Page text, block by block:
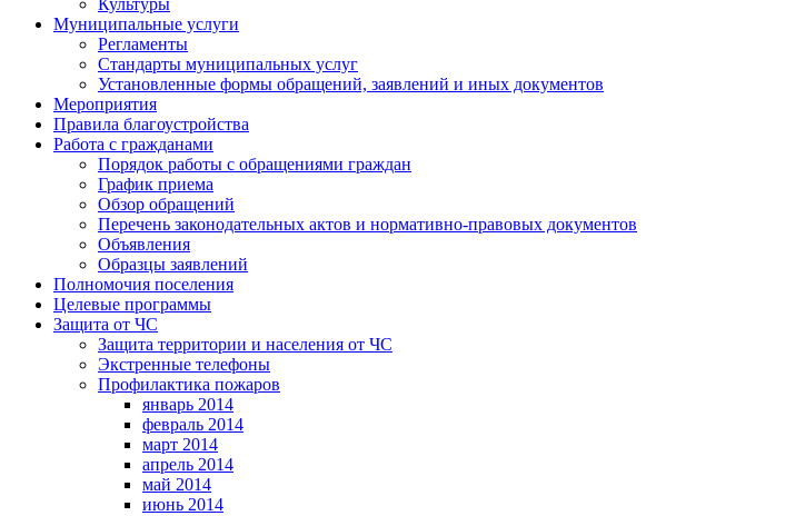
Культуры
Муниципальные услуги
Регламенты
Стандарты муниципальных услуг
Установленные формы обращений, заявлений и иных документов
Мероприятия
Правила благоустройства
Работа с гражданами
Порядок работы с обращениями граждан
График приема
Обзор обращений
Перечень законодательных актов и нормативно-правовых документов
Объявления
Образцы заявлений
Полномочия поселения
Целевые программы
Защита от ЧС
Защита территории и населения от ЧС
Экстренные телефоны
Профилактика пожаров
январь 2014
февраль 2014
март 2014
апрель 2014
май 2014
июнь 2014